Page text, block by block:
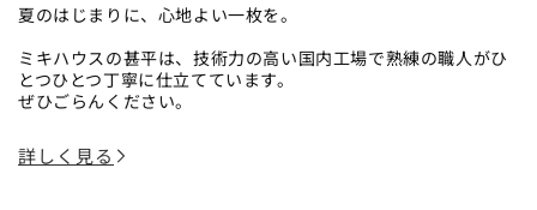
夏のはじまりに、心地よい一枚を。
ミキハウスの甚平は、技術力の高い国内工場で熟練の職人がひ
とつひとつ丁寧に仕立てています。
ぜひごらんください。
詳しく見る